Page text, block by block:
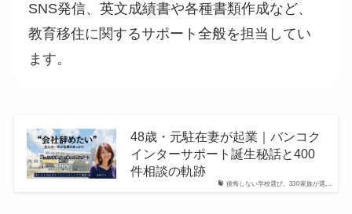
SNS発信、英文成績書や各種書類作成など、
教育移住に関するサポート全般を担当してい
ます。
後悔しない学校選び。330家族が選…
48歳・元駐在妻が起業｜バンコク
インターサポート誕生秘話と400
件相談の軌跡